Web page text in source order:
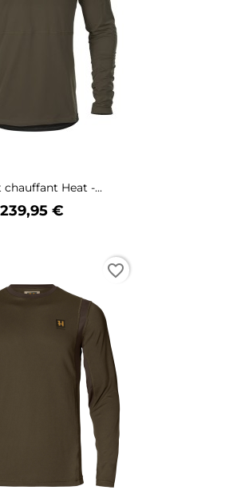
chauffant Heat -...
Prix
239,95 €
favorite_border